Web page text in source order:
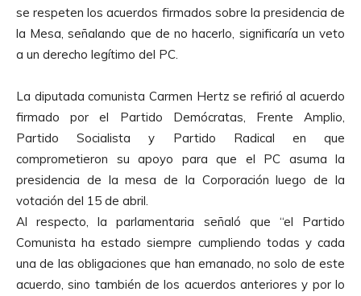
se respeten los acuerdos firmados sobre la presidencia de
la Mesa, señalando que de no hacerlo, significaría un veto
a un derecho legítimo del PC.
La diputada comunista Carmen Hertz se refirió al acuerdo
firmado por el Partido Demócratas, Frente Amplio,
Partido Socialista y Partido Radical en que
comprometieron su apoyo para que el PC asuma la
presidencia de la mesa de la Corporación luego de la
votación del 15 de abril.
Al respecto, la parlamentaria señaló que “el Partido
Comunista ha estado siempre cumpliendo todas y cada
una de las obligaciones que han emanado, no solo de este
acuerdo, sino también de los acuerdos anteriores y por lo